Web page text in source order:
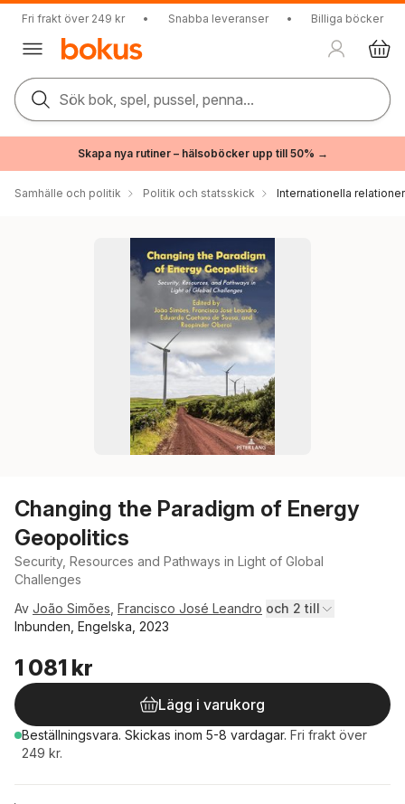
Fri frakt över 249 kr • Snabba leveranser • Billiga böcker
Sök bok, spel, pussel, penna...
Skapa nya rutiner – hälsoböcker upp till 50% →
Samhälle och politik Politik och statsskick Internationella relationer
Changing the Paradigm of Energy
Geopolitics
Security, Resources and Pathways in Light of Global
Challenges
Av João Simões Francisco José Leandro och 2 till
Inbunden, Engelska, 2023
1 081 kr
Lägg i varukorg
Beställningsvara. Skickas inom 5-8 vardagar. Fri frakt över
249 kr.